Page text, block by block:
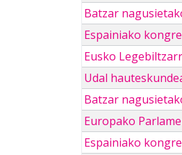
Batzar
Espainiako
Eusko
Udal
Batzar
Europako
Espainiako